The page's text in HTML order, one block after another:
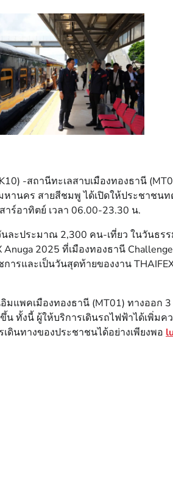
-สถานีทะเลสาบเมืองทองธานี
หานคร สายสีชมพู ได้เปิดให้ประชา
ร์อาทิตย์ เวลา 06.00-23.30 น.
ะประมาณ 2,300 คน-เที่ยว ในวันธร
2025 ที่เมืองทองธานี
และเป็นวันสุดท้ายของงาน
คเมืองทองธานี (MT01) ทางออก
ทั้งนี้ ผู้ให้บริการเดินรถไฟฟ้าได้เพิ่ม
ดินทางของประชาชนได้อย่างเพียงพอ